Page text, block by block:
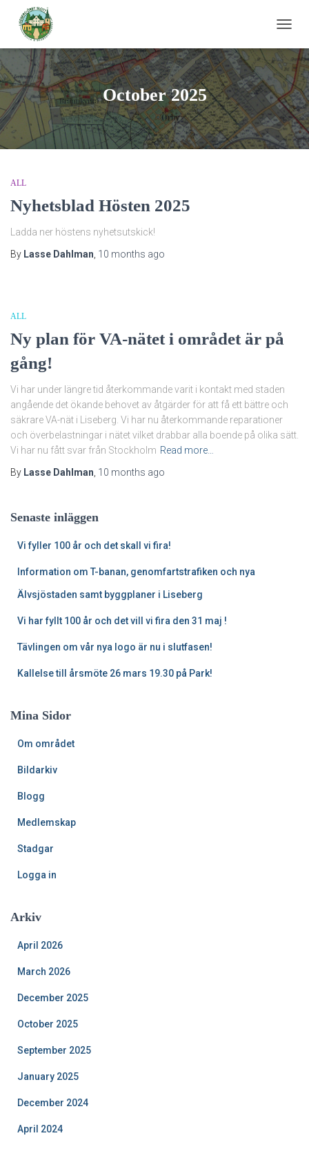
October 2025
ALL
Nyhetsblad Hösten 2025
Ladda ner höstens nyhetsutskick!
By Lasse Dahlman 10 months ago
ALL
Ny plan för VA-nätet i området är på
gång!
Vi har under längre tid återkommande varit i kontakt med staden
angående det ökande behovet av åtgärder för att få ett bättre och
säkrare VA-nät i Liseberg. Vi har nu återkommande reparationer
och överbelastningar i nätet vilket drabbar alla boende på olika sätt.
Vi har nu fått svar från Stockholm Read more…
By Lasse Dahlman 10 months ago
Senaste inläggen
Vi fyller 100 år och det skall vi fira!
Information om T-banan, genomfartstrafiken och nya
Älvsjöstaden samt byggplaner i Liseberg
Vi har fyllt 100 år och det vill vi fira den 31 maj !
Tävlingen om vår nya logo är nu i slutfasen!
Kallelse till årsmöte 26 mars 19.30 på Park!
Mina Sidor
Om området
Bildarkiv
Blogg
Medlemskap
Stadgar
Logga in
Arkiv
April 2026
March 2026
December 2025
October 2025
September 2025
January 2025
December 2024
April 2024